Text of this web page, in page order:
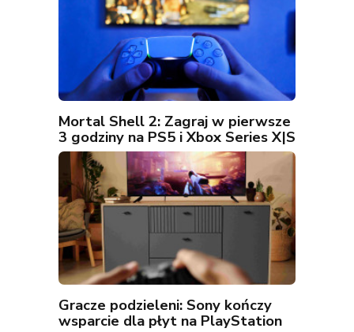
Mortal Shell 2: Zagraj w pierwsze
3 godziny na PS5 i Xbox Series X|S
Gracze podzieleni: Sony kończy
wsparcie dla płyt na PlayStation